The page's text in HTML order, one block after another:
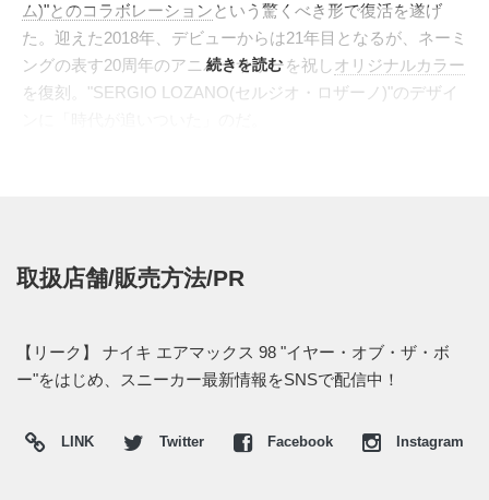
ム)"とのコラボレーションという驚くべき形で復活を遂げ
た。迎えた2018年、デビューからは21年目となるが、ネーミ
ングの表す20周年のアニバーサリーを祝し オリジナルカラー
を復刻。"SERGIO LOZANO(セルジオ・ロザーノ)"のデザイ
1(エアフォース 1)"の" YEAR OF THE DOG
の展開など、新たな情報がわかり次第またスニーカーウォー
ズの LINE@などで報告したい。
(pic. dirtymoney823, 球鞋内幕曝光平台)
続きを読む
取扱店舗/販売方法/PR
【リーク】 ナイキ エアマックス 98 "イヤー・オブ・ザ・ボ
ー"をはじめ、スニーカー最新情報をSNSで配信中！
LINK Twitter Facebook Instagram